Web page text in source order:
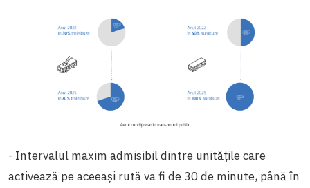
- Intervalul maxim admisibil dintre unitățile care
activează pe aceeași rută va fi de 30 de minute, până în